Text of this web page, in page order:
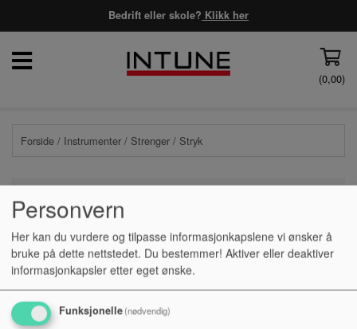
Bedrift eller skole? Klikk her
(0,00)
Forside / Instrumenter / Strenger / Stryk
Ingen produkter funnet
Personvern
Her kan du vurdere og tilpasse informasjonkapslene vi ønsker å
bruke på dette nettstedet. Du bestemmer! Aktiver eller deaktiver
informasjonkapsler etter eget ønske.
Funksjonelle(nødvendig)